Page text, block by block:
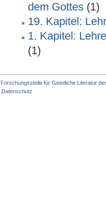
dem Gottes (1)
19. Kapitel:
1. Kapitel:
(1)
für Geistliche Literatur
Datenschutz